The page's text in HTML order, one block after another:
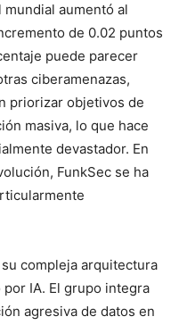
aumentó al
de 0.02 puntos
puede parecer
ciberamenazas,
priorizar objetivos de
masiva, lo que hace
devastador. En
FunkSec se ha
compleja arquitectura
IA. El grupo integra
agresiva de datos en